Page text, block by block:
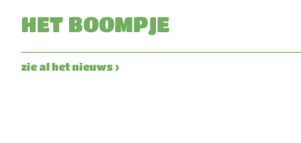
HET BOOMPJE
zie al het nieuws ›